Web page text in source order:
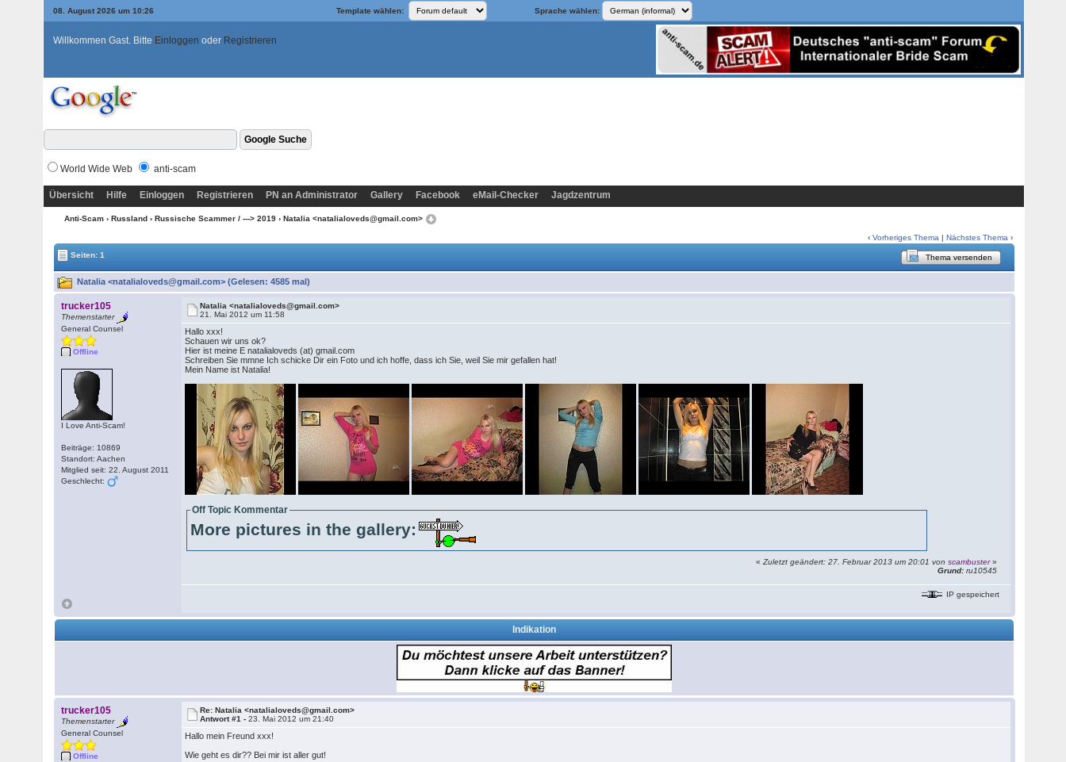
08. August 2026 um 10:26 Template wählen: Sprache wählen:
Willkommen Gast. Bitte Einloggen oder Registrieren
World Wide Web anti-scam
Übersicht Hilfe Einloggen Registrieren PN an Administrator Gallery Facebook eMail-Checker Jagdzentrum
Anti-Scam › Russland › Russische Scammer / ---> 2019 › Natalia <natalialoveds@gmail.com>
‹Vorheriges Thema |Nächstes Thema ›
Seiten: 1
Thema versenden
Natalia <natalialoveds@gmail.com> (Gelesen: 4585 mal)
trucker105
Themenstarter
General Counsel
Offline
I Love Anti-Scam!
Beiträge: 10869
Standort: Aachen
Mitglied seit: 22. August 2011
Geschlecht:
Natalia <natalialoveds@gmail.com>
21. Mai 2012 um 11:58
Hallo xxx!
Schauen wir uns ok?
Hier ist meine E natalialoveds (at) gmail.com
Schreiben Sie mmne Ich schicke Dir ein Foto und ich hoffe, dass ich Sie, weil Sie mir gefallen hat!
Mein Name ist Natalia!
Off Topic Kommentar
More pictures in the gallery:
«Zuletzt geändert: 27. Februar 2013 um 20:01 vonscambuster»
Grund: ru10545
IP gespeichert
Indikation
trucker105
Themenstarter
General Counsel
Offline
Re: Natalia <natalialoveds@gmail.com>
Antwort #1 -23. Mai 2012 um 21:40
Hallo mein Freund xxx!
Wie geht es dir?? Bei mir ist aller gut!